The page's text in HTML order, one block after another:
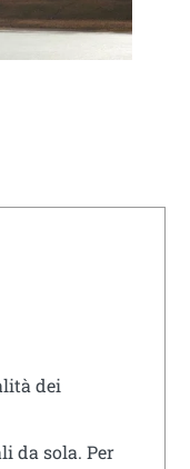
dei
da sola. Per